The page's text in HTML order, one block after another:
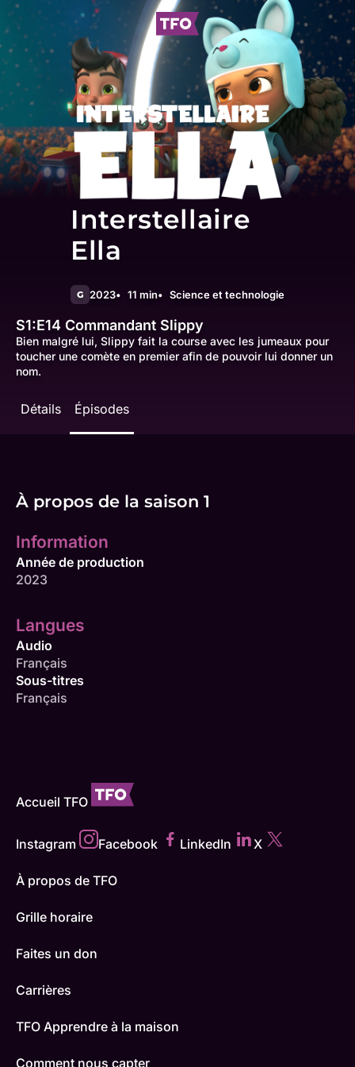
Interstellaire
Ella
G 2023 11 min Science et technologie
S1:E14 Commandant Slippy
Bien malgré lui, Slippy fait la course avec les jumeaux pour
toucher une comète en premier afin de pouvoir lui donner un
nom.
Détails Épisodes
À propos de la saison 1
Information
Année de production
2023
Langues
Audio
Français
Sous-titres
Français
Accueil TFO
Instagram Facebook LinkedIn X
À propos de TFO
Grille horaire
Faites un don
Carrières
TFO Apprendre à la maison
Comment nous capter